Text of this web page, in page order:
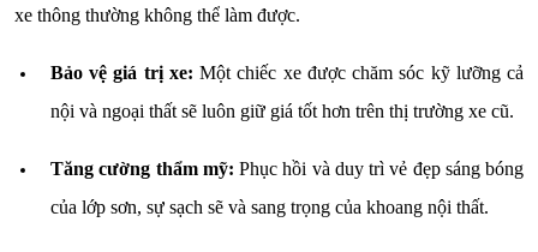
xe thông thường không thể làm được.
Bảo vệ giá trị xe: Một chiếc xe được chăm sóc kỹ lưỡng cả
nội và ngoại thất sẽ luôn giữ giá tốt hơn trên thị trường xe cũ.
Tăng cường thẩm mỹ: Phục hồi và duy trì vẻ đẹp sáng bóng
của lớp sơn, sự sạch sẽ và sang trọng của khoang nội thất.